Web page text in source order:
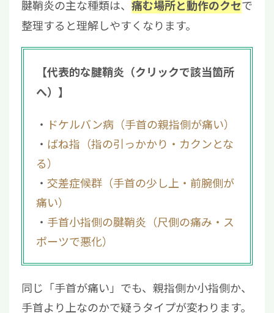
腱鞘炎の主な種類は、 痛む場所と動作のクセで
整理すると理解しやすくなります。
【代表的な腱鞘炎（クリックで該当箇所
へ）】
ドケルバン病（手首の親指側が痛い）
ばね指（指の引っかかり・カクンとな
る）
交差症候群（手首の少し上・前腕側が
痛い）
手首小指側の腱鞘炎（尺側の痛み・ス
ポーツで悪化）
同じ「手首が痛い」でも、親指側か小指側か、
手首より上なのかで疑うタイプが変わります。